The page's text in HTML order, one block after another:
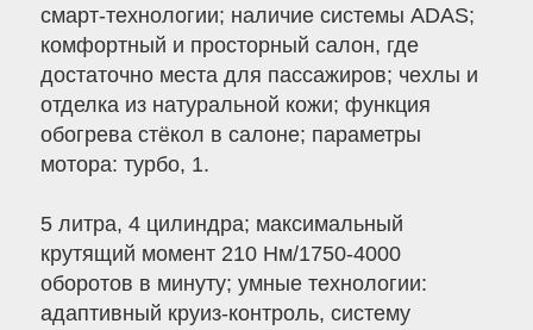
смарт-технологии; наличие системы ADAS;
комфортный и просторный салон, где
достаточно места для пассажиров; чехлы и
отделка из натуральной кожи; функция
обогрева стёкол в салоне; параметры
мотора: турбо, 1.
5 литра, 4 цилиндра; максимальный
крутящий момент 210 Нм/1750-4000
оборотов в минуту; умные технологии:
адаптивный круиз-контроль, систему